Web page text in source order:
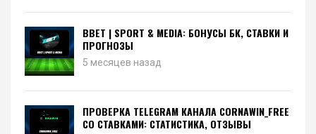
BBET | SPORT & MEDIA: БОНУСЫ БК, СТАВКИ И
ПРОГНОЗЫ
5 месяцев назад
ПРОВЕРКА TELEGRAM КАНАЛА CORNAWIN_FREE
СО СТАВКАМИ: СТАТИСТИКА, ОТЗЫВЫ